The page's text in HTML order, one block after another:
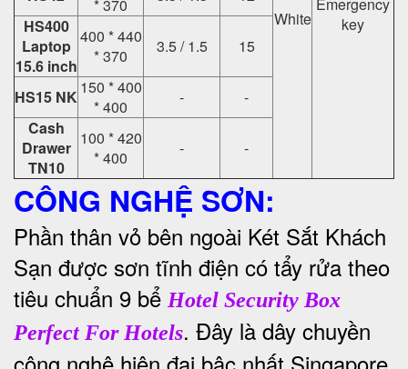
White
key
* 370
HS400
Laptop
15.6 inch
400 * 440
* 370
3.5 / 1.5 15
HS15 NK 150 * 400
* 400
-
-
Cash
Drawer
TN10
100 * 420
* 400
- -
CÔNG NGHỆ SƠN:
Phần thân vỏ bên ngoài Két Sắt Khách
Sạn được sơn tĩnh điện có tẩy rửa theo
tiêu chuẩn 9 bể Hotel Security Box
Perfect For Hotels. Đây là dây chuyền
công nghệ hiện đại bậc nhất Singapore